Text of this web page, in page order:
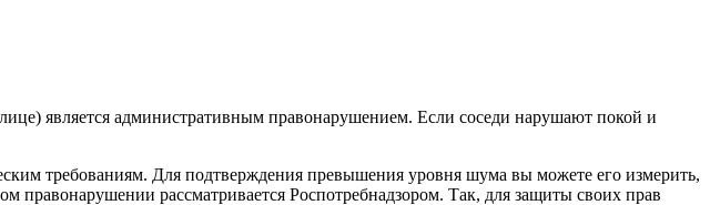
является административным правонарушением. Если соседи нарушают покой и
требованиям. Для подтверждения превышения уровня шума вы можете его измерить,
рассматривается Роспотребнадзором. Так, для защиты своих прав